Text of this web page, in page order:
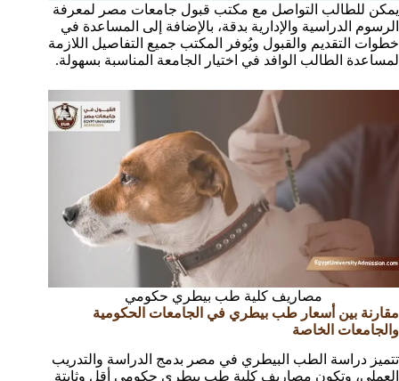
يمكن للطالب التواصل مع مكتب قبول جامعات مصر لمعرفة
الرسوم الدراسية والإدارية بدقة، بالإضافة إلى المساعدة في
خطوات التقديم والقبول ويُوفر المكتب جميع التفاصيل اللازمة
لمساعدة الطالب الوافد في اختيار الجامعة المناسبة بسهولة.
مصاريف كلية طب بيطري حكومي
مقارنة بين أسعار طب بيطري في الجامعات الحكومية
والجامعات الخاصة
تتميز دراسة الطب البيطري في مصر بدمج الدراسة والتدريب
العملي، وتكون مصاريف كلية طب بيطري حكومي أقل وثابتة